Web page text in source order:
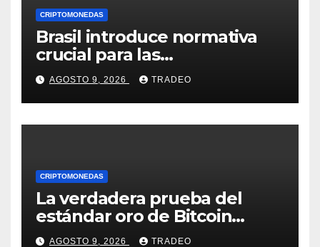
CRIPTOMONEDAS
Brasil introduce normativa
crucial para las
criptomonedas: ¿Llegó el fin
de las transferencias
instantáneas?
AGOSTO 9, 2026 TRADEO
CRIPTOMONEDAS
La verdadera prueba del
estándar oro de Bitcoin
apenas comienza en 2026
AGOSTO 9, 2026 TRADEO